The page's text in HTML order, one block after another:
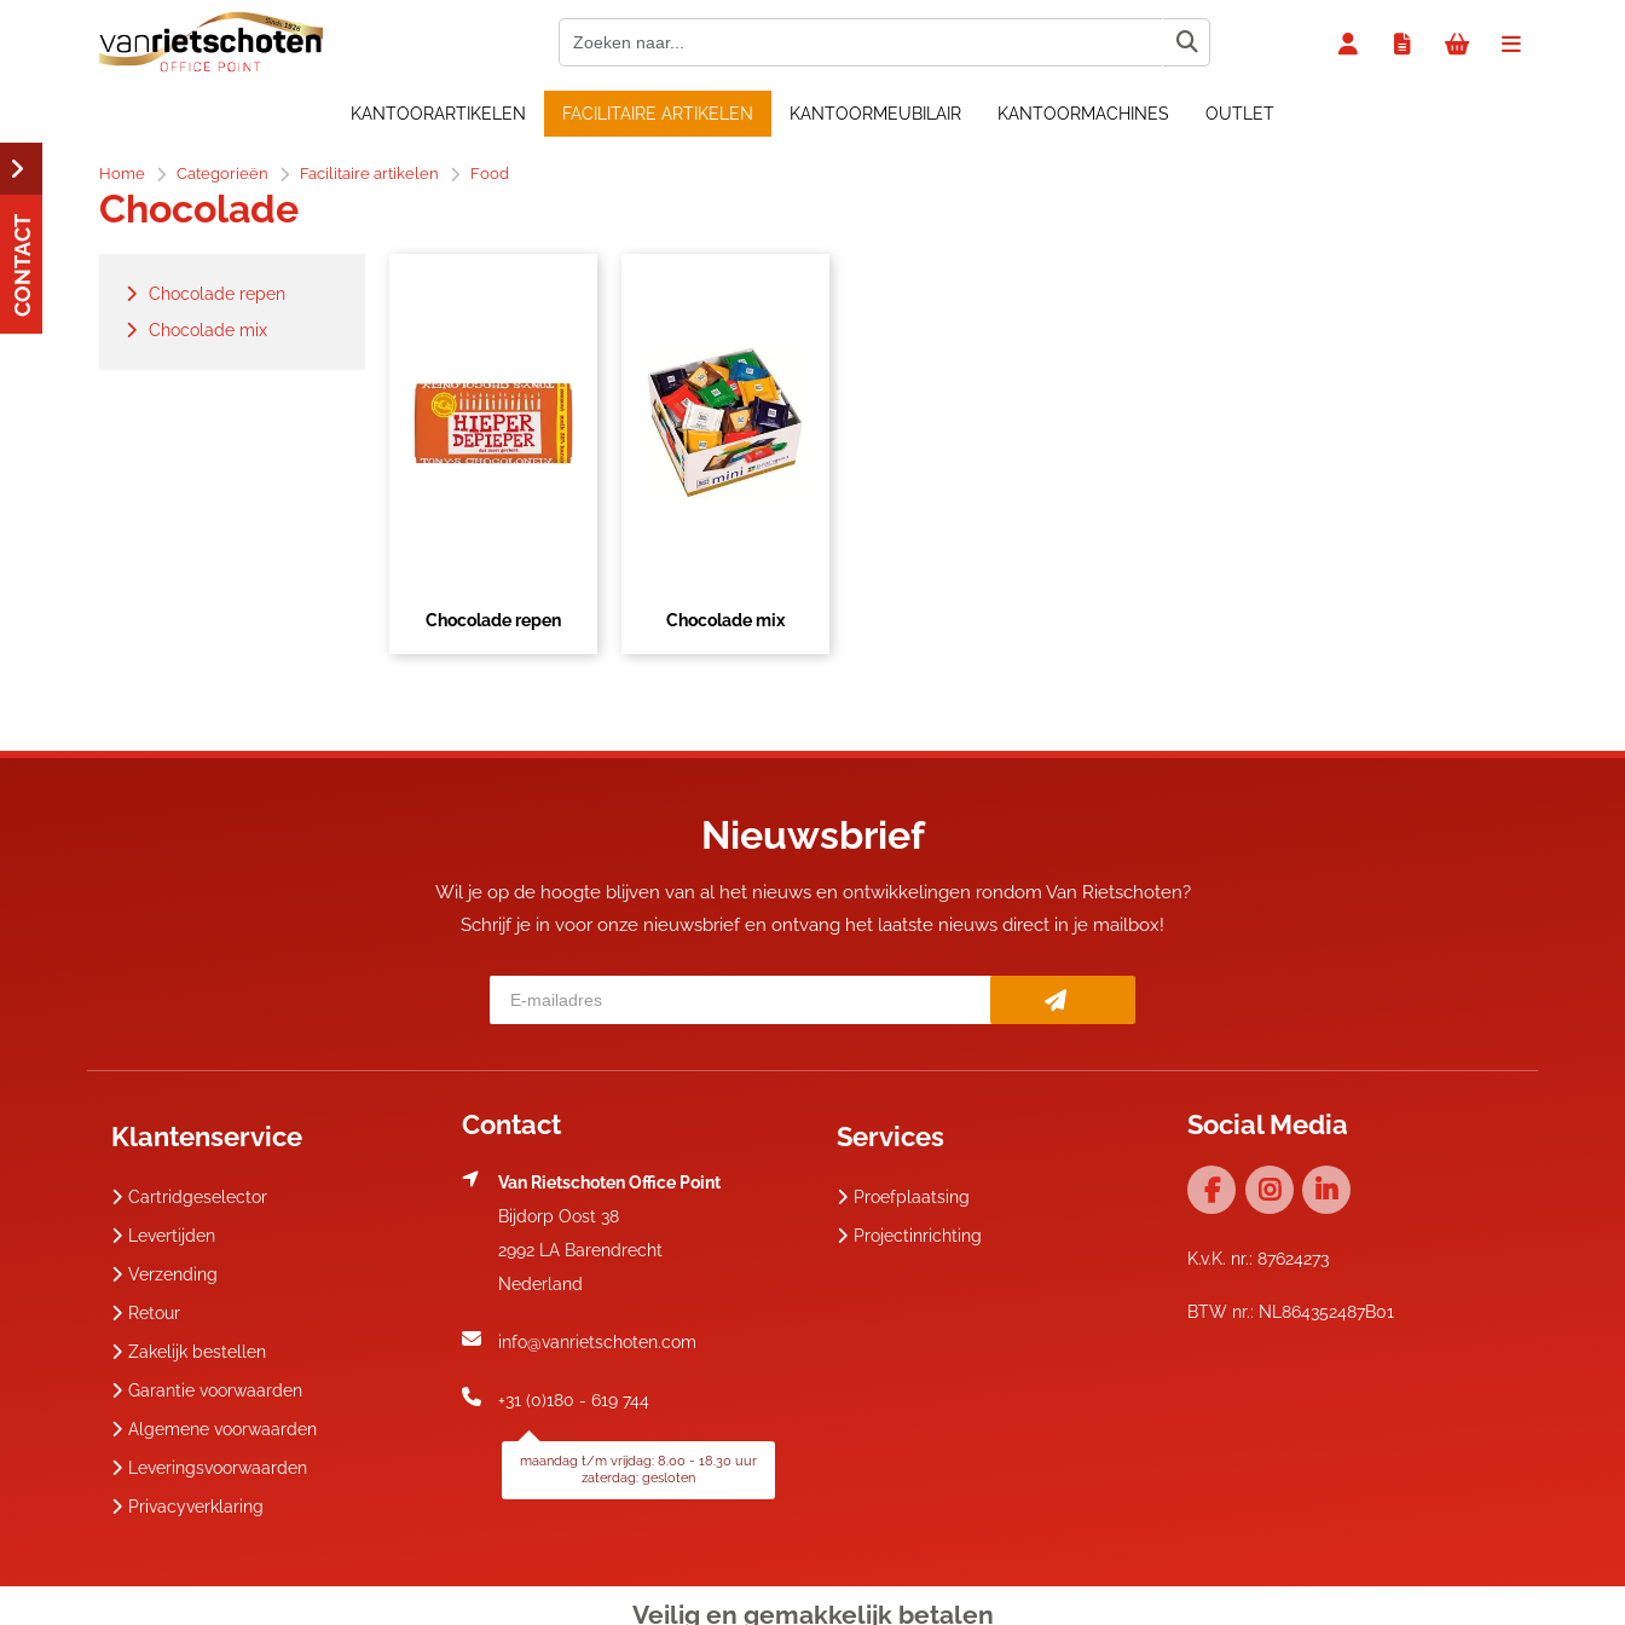
KANTOORARTIKELEN FACILITAIRE ARTIKELEN KANTOORMEUBILAIR KANTOORMACHINES OUTLET
Home Categorieën Facilitaire artikelen Food
Chocolade
Chocolade repen
Chocolade mix
Chocolade repen Chocolade mix
Nieuwsbrief
Wil je op de hoogte blijven van al het nieuws en ontwikkelingen rondom Van Rietschoten?
Schrijf je in voor onze nieuwsbrief en ontvang het laatste nieuws direct in je mailbox!
Klantenservice
Cartridgeselector
Levertijden
Verzending
Retour
Zakelijk bestellen
Garantie voorwaarden
Algemene voorwaarden
Leveringsvoorwaarden
Privacyverklaring
Contact
Van Rietschoten Office Point
Bijdorp Oost 38
2992 LA Barendrecht
Nederland
info@vanrietschoten.com
+31 (0)180 - 619 744
maandag t/m vrijdag: 8.00 - 18.30 uur
zaterdag: gesloten
Services
Proefplaatsing
Projectinrichting
Social Media
K.v.K. nr.: 87624273
BTW nr.: NL864352487B01
Veilig en gemakkelijkbetalen
CONTACT